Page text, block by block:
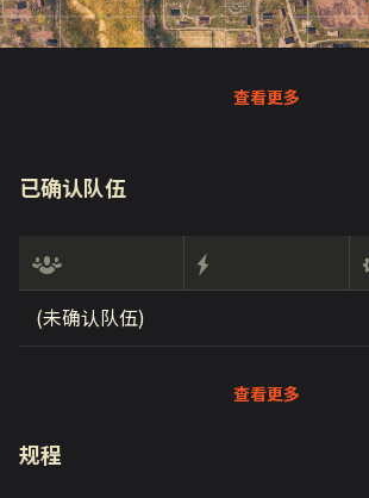
查看更多
已确认队伍
(未确认队伍)
查看更多
规程